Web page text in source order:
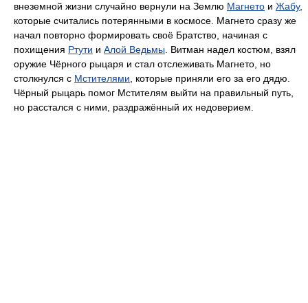
внеземной жизни случайно вернули на Землю Магнето и Жабу,
которые считались потерянными в космосе. Магнето сразу же
начал повторно формировать своё Братство, начиная с
похищения Ртути и Алой Ведьмы . Витман надел костюм, взял
оружие Чёрного рыцаря и стал отслеживать Магнето, но
столкнулся с Мстителями , которые приняли его за его дядю.
Чёрный рыцарь помог Мстителям выйти на правильный путь,
но расстался с ними, раздражённый их недоверием.